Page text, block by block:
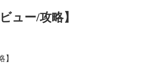
ュー/攻略】